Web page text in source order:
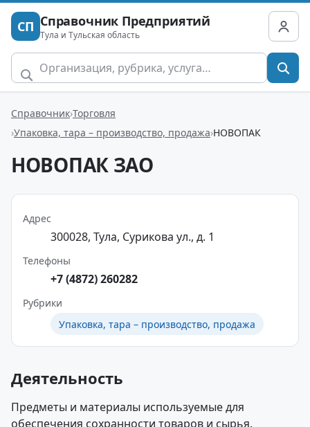
СП Справочник Предприятий
Тула и Тульская область
Справочник Торговля
Упаковка, тара – производство, продажа НОВОПАК
НОВОПАК ЗАО
Адрес
300028, Тула, Сурикова ул., д. 1
Телефоны
+7 (4872) 260282
Рубрики
Упаковка, тара – производство, продажа
Деятельность
Предметы и материалы используемые для
обеспечения сохранности товаров и сырья.